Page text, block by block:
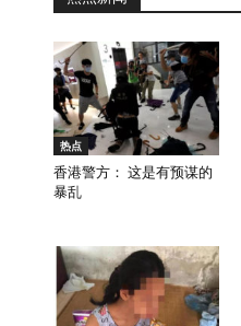
热点
香港警方： 这是有预谋的
暴乱